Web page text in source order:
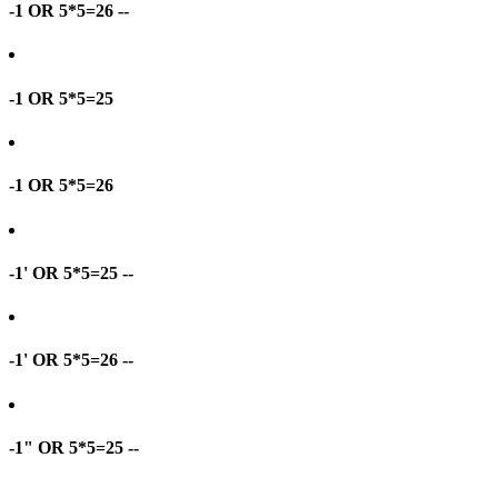
-1 OR 5*5=26 --
-1 OR 5*5=25
-1 OR 5*5=26
-1' OR 5*5=25 --
-1' OR 5*5=26 --
-1" OR 5*5=25 --